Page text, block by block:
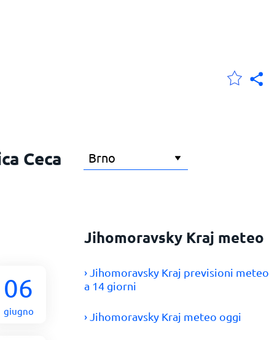
Ceca
06
giugno
Jihomoravsky Kraj meteo
› Jihomoravsky Kraj previsioni meteo
a 14 giorni
› Jihomoravsky Kraj meteo oggi